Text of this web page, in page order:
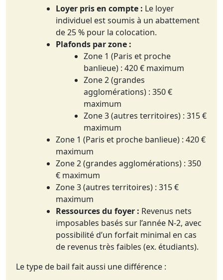
Loyer pris en compte : Le loyer
individuel est soumis à un abattement
de 25 % pour la colocation.
Plafonds par zone :
Zone 1 (Paris et proche
banlieue) : 420 € maximum
Zone 2 (grandes
agglomérations) : 350 €
maximum
Zone 3 (autres territoires) : 315 €
maximum
Zone 1 (Paris et proche banlieue) : 420 €
maximum
Zone 2 (grandes agglomérations) : 350
€ maximum
Zone 3 (autres territoires) : 315 €
maximum
Ressources du foyer : Revenus nets
imposables basés sur l’année N-2, avec
possibilité d’un forfait minimal en cas
de revenus très faibles (ex. étudiants).
Le type de bail fait aussi une différence :